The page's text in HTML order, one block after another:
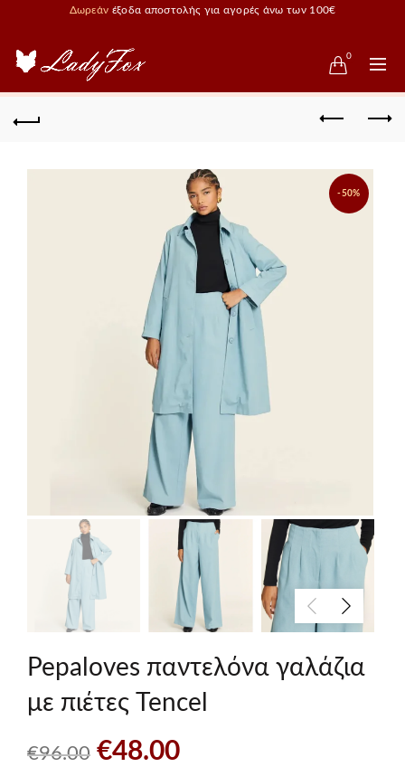
Δωρεάν έξοδα αποστολής για αγορές άνω των 100€
0
-50%
Pepaloves παντελόνα γαλάζια
με πιέτες Tencel
€96.00 Original
€48.00Η